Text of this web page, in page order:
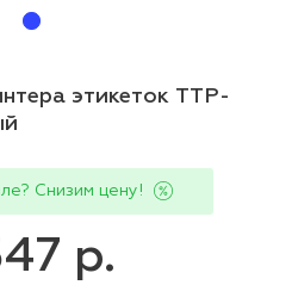
этикеток TTP-
Снизим цену!
р.